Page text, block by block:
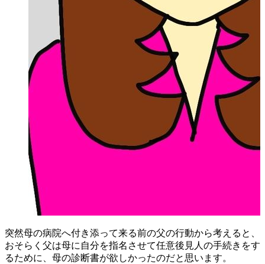
突然母の病院へ付き添って来る前の父の行動から考えると、
おそらく父は母に自分を指名させて任意後見人の手続きをす
るために、母の診断書が欲しかったのだと思います。